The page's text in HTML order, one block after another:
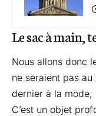
Le sac à main,
Nous allons donc
ne seraient pas
dernier à la mode,
C’est un objet